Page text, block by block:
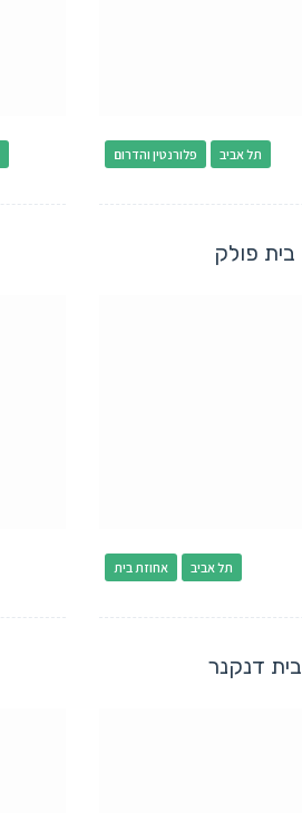
פלורנטין והדרום תל אביב
בית פולק
אחוזת בית תל אביב
בית דנקנר